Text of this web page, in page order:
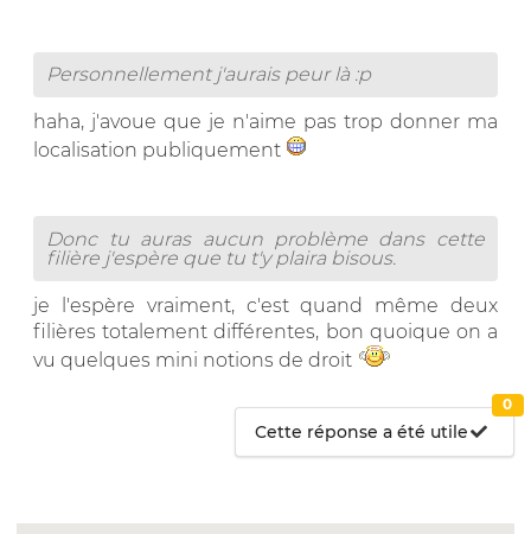
Personnellement j'aurais peur là :p
haha, j'avoue que je n'aime pas trop donner ma
localisation publiquement
Donc tu auras aucun problème dans cette
filière j'espère que tu t'y plaira bisous.
je l'espère vraiment, c'est quand même deux
filières totalement différentes, bon quoique on a
vu quelques mini notions de droit
Cette réponse a été utile
0